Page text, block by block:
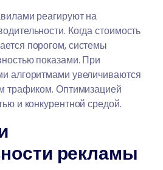
реагируют на
Когда стоимость
порогом, системы
показами. При
алгоритмами увеличиваются
трафиком. Оптимизацией
и конкурентной средой.
рекламы